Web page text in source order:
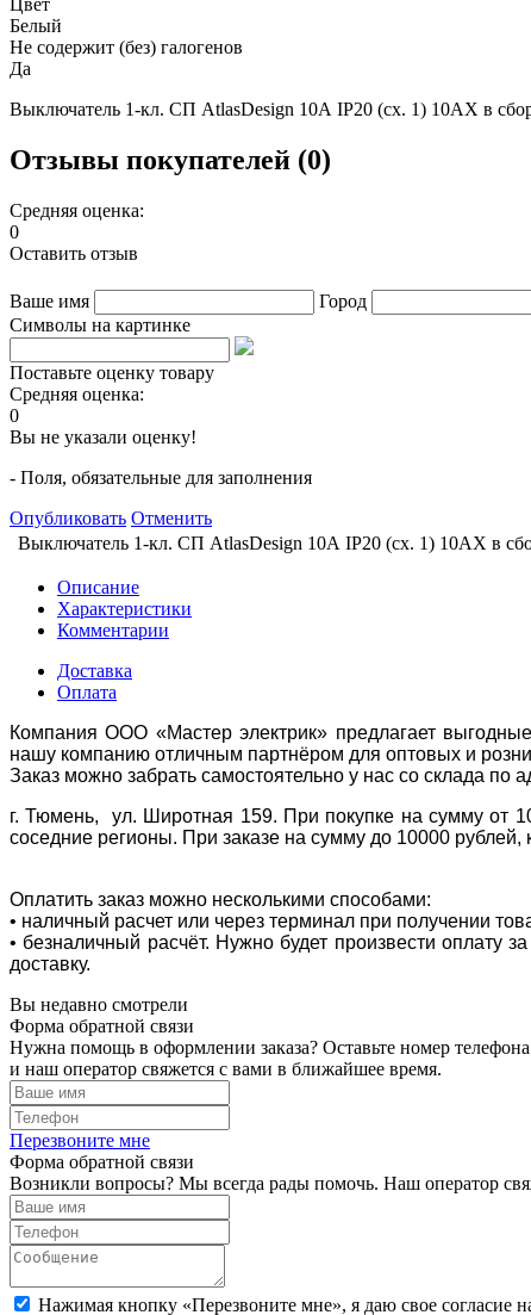
Белый
Не содержит (без) галогенов
Да
Выключатель 1-кл. СП AtlasDesign 10А IP20 (сх. 1) 10AX в
Отзывы покупателей (0)
Средняя оценка:
0
Оставить отзыв
Ваше имя Город
Символы на картинке
Поставьте оценку товару
Средняя оценка:
0
Вы не указали оценку!
- Поля, обязательные для заполнения
Опубликовать Отменить
Выключатель 1-кл. СП AtlasDesign 10А IP20 (сх. 1) 10AX в
Описание
Характеристики
Комментарии
Доставка
Оплата
Компания ООО «Мастер электрик» предлагает
нашу компанию отличным партнёром для оптовых и
Заказ можно забрать самостоятельно у нас со склада по
г. Тюмень, ул. Широтная 159. При покупке на сумму от
соседние регионы. При заказе на сумму до 10000
Оплатить заказ можно несколькими способами:
• наличный расчет или через терминал при получении
• безналичный расчёт. Нужно будет произвести оплату
доставку.
Вы недавно смотрели
Форма обратной связи
Нужна помощь в оформлении заказа? Оставьте номер телефона
и наш оператор свяжется с вами в ближайшее время.
Перезвоните мне
Форма обратной связи
Возникли вопросы? Мы всегда рады помочь. Наш оператор
Нажимая кнопку «Перезвоните мне», я даю свое согласие